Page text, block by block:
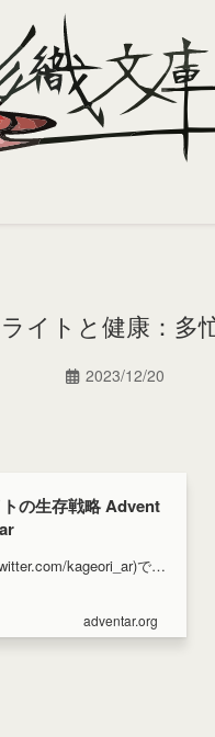
イトと健康：多
2023/12/20
の生存戦略 Advent
kageori_ar)で
adventar.org